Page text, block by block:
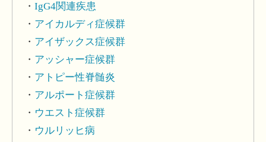
IgG4関連疾患
アイカルディ症候群
アイザックス症候群
アッシャー症候群
アトピー性脊髄炎
アルポート症候群
ウエスト症候群
ウルリッヒ病